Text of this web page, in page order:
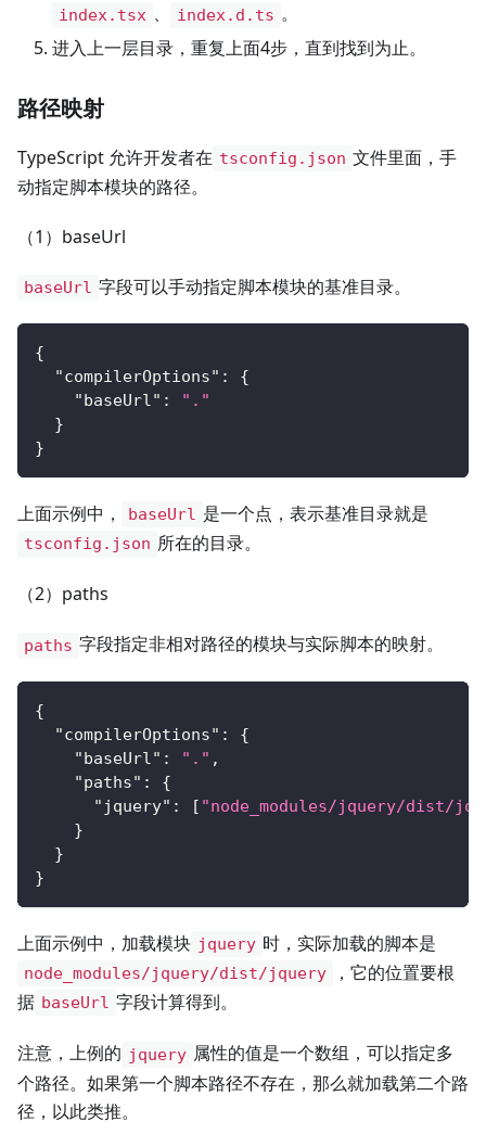
index.tsx 、 index.d.ts 。
进入上一层目录，重复上面4步，直到找到为止。
路径映射
TypeScript 允许开发者在 tsconfig.json 文件里面，手
动指定脚本模块的路径。
（1）baseUrl
baseUrl 字段可以手动指定脚本模块的基准目录。
{
"compilerOptions" :
{
"baseUrl" :
"."
}
}
上面示例中， baseUrl 是一个点，表示基准目录就是
tsconfig.json 所在的目录。
（2）paths
paths 字段指定非相对路径的模块与实际脚本的映射。
{
"compilerOptions" :
{
"baseUrl" : "." ,
"paths" :
{
"jquery" : [ "node_modules/jquery/dist/
}
}
}
上面示例中，加载模块 jquery 时，实际加载的脚本是
node_modules/jquery/dist/jquery
，它的位置要根
据 baseUrl 字段计算得到。
注意，上例的 jquery 属性的值是一个数组，可以指定多
个路径。如果第一个脚本路径不存在，那么就加载第二个路
径，以此类推。